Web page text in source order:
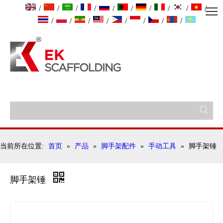
/ / / / / / / / /
/
/
/ / / / / / /
当前所在位置: 首页 » 产品 » 脚手架配件 » 手动工具 » 脚手架锤
脚手架锤